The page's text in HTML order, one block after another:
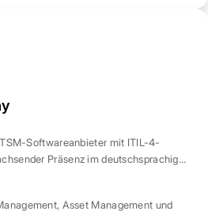
Softwareanbieter mit ITIL-4-
Präsenz im deutschsprachigen
, Asset Management und